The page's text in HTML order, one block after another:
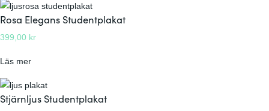
l
o
m
r
&
Rosa Elegans Studentplakat
399,00 kr
Läs mer:
o
s
Stjärnljus Studentplakat